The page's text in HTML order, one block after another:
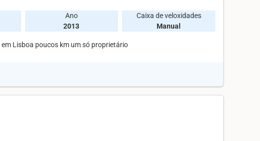
Ano
2013
Caixa de veloxidades
Manual
Lisboa poucos km um só proprietário